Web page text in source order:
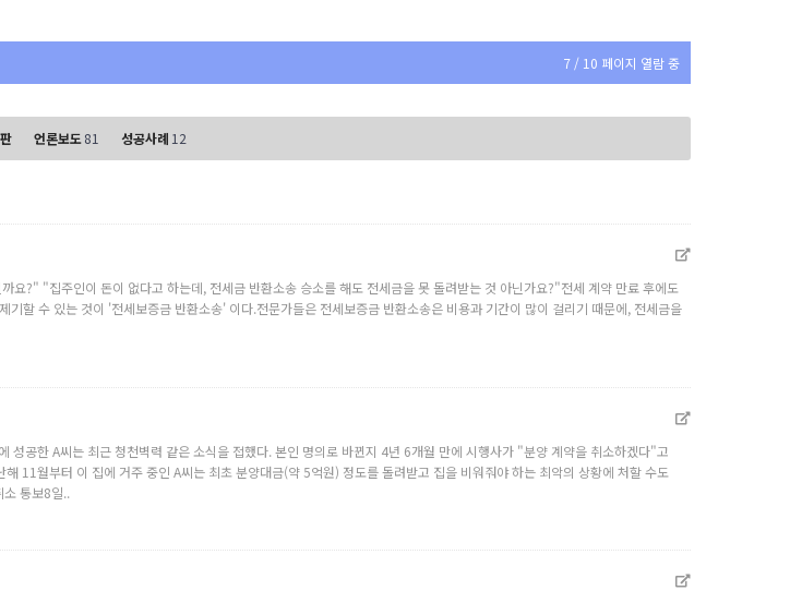
7 / 10 페이지 열람 중
언론보도 81 성공사례 12
요?" "집주인이 돈이 없다고 하는데, 전세금 반환소송 승소를 해도 전세금을 못 돌려받는 것 아닌가요?"전세 계약 만료 후에도
할 수 있는 것이 '전세보증금 반환소송' 이다.전문가들은 전세보증금 반환소송은 비용과 기간이 많이 걸리기 때문에, 전세금을
공한 A씨는 최근 청천벽력 같은 소식을 접했다. 본인 명의로 바뀐지 4년 6개월 만에 시행사가 "분양 계약을 취소하겠다"고
11월부터 이 집에 거주 중인 A씨는 최초 분양대금(약 5억원) 정도를 돌려받고 집을 비워줘야 하는 최악의 상황에 처할 수도
소 통보8일..